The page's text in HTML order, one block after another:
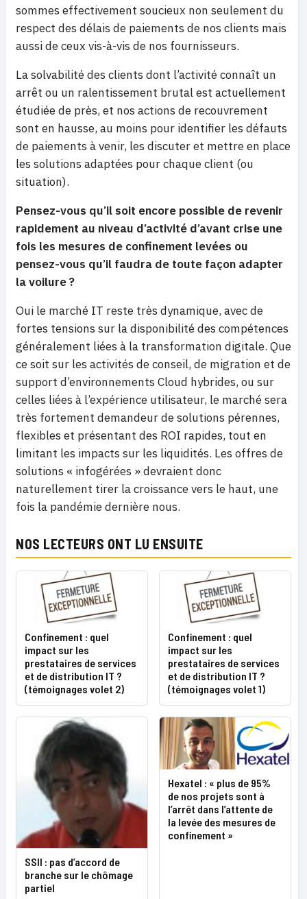
sommes effectivement soucieux non seulement du
respect des délais de paiements de nos clients mais
aussi de ceux vis-à-vis de nos fournisseurs.
La solvabilité des clients dont l’activité connaît un
arrêt ou un ralentissement brutal est actuellement
étudiée de près, et nos actions de recouvrement
sont en hausse, au moins pour identifier les défauts
de paiements à venir, les discuter et mettre en place
les solutions adaptées pour chaque client (ou
situation).
Pensez-vous qu’il soit encore possible de revenir
rapidement au niveau d’activité d’avant crise une
fois les mesures de confinement levées ou
pensez-vous qu’il faudra de toute façon adapter
la voilure ?
Oui le marché IT reste très dynamique, avec de
fortes tensions sur la disponibilité des compétences
généralement liées à la transformation digitale. Que
ce soit sur les activités de conseil, de migration et de
support d’environnements Cloud hybrides, ou sur
celles liées à l’expérience utilisateur, le marché sera
très fortement demandeur de solutions pérennes,
flexibles et présentant des ROI rapides, tout en
limitant les impacts sur les liquidités. Les offres de
solutions « infogérées » devraient donc
naturellement tirer la croissance vers le haut, une
fois la pandémie dernière nous.
NOS LECTEURS ONT LU ENSUITE
Confinement : quel
impact sur les
prestataires de services
et de distribution IT ?
(témoignages volet 2)
Confinement : quel
impact sur les
prestataires de services
et de distribution IT ?
(témoignages volet 1)
SSII : pas d’accord de
branche sur le chômage
partiel
Hexatel : « plus de 95%
de nos projets sont à
l’arrêt dans l’attente de
la levée des mesures de
confinement »